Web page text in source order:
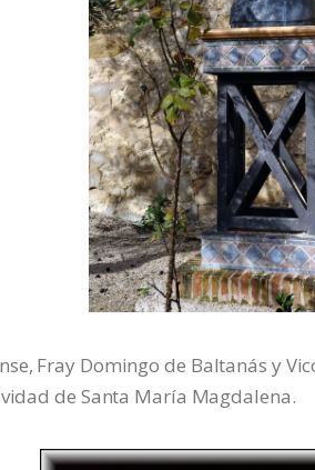
Fray Domingo de Baltanás y
de Santa María Magdalena.